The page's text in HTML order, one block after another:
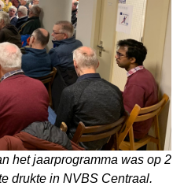
het jaarprogramma was op 2
drukte in NVBS Centraal.